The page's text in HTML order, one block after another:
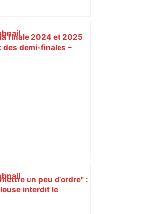
finale 2024 et 2025
demi-finales –
un peu d’ordre" :
interdit le